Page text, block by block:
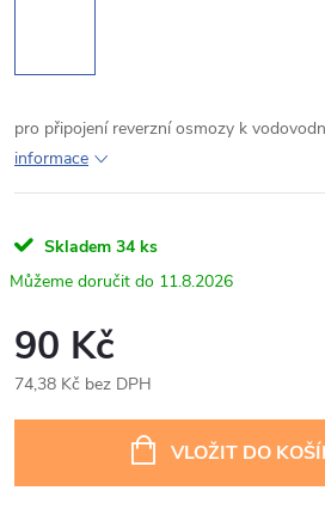
pro připojení reverzní osmozy k
informace
Skladem 34 ks
11.8.2026
90 Kč
74,38 Kč bez DPH
VLOŽIT DO